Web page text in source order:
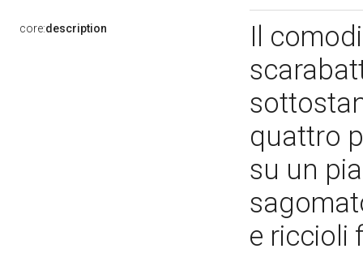
core:description
Il
quattro
su un
e